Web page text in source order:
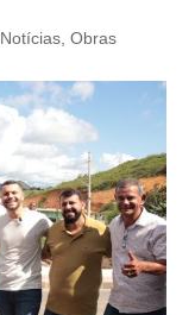
Notícias, Obras